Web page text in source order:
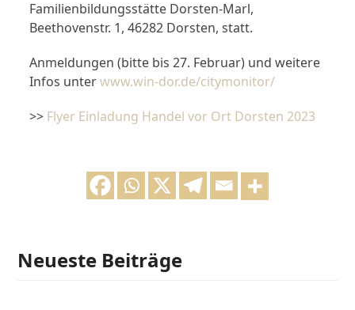
Familienbildungsstätte Dorsten-Marl,
Beethovenstr. 1, 46282 Dorsten, statt.
Anmeldungen (bitte bis 27. Februar) und weitere
Infos unterwww.win-dor.de/citymonitor/
>> Flyer Einladung Handel vor Ort Dorsten 2023
Neueste Beiträge